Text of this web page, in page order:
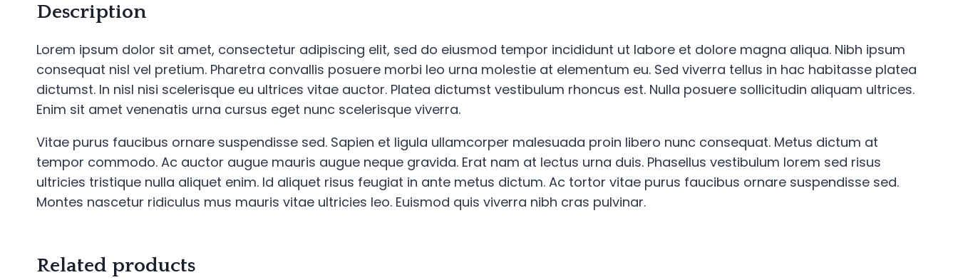
Description
Lorem ipsum dolor sit amet, consectetur adipiscing elit, sed do eiusmod tempor incididunt ut labore et dolore magna aliqua. Nibh ipsum
consequat nisl vel pretium. Pharetra convallis posuere morbi leo urna molestie at elementum eu. Sed viverra tellus in hac habitasse platea
dictumst. In nisl nisi scelerisque eu ultrices vitae auctor. Platea dictumst vestibulum rhoncus est. Nulla posuere sollicitudin aliquam ultrices.
Enim sit amet venenatis urna cursus eget nunc scelerisque viverra.
Vitae purus faucibus ornare suspendisse sed. Sapien et ligula ullamcorper malesuada proin libero nunc consequat. Metus dictum at
tempor commodo. Ac auctor augue mauris augue neque gravida. Erat nam at lectus urna duis. Phasellus vestibulum lorem sed risus
ultricies tristique nulla aliquet enim. Id aliquet risus feugiat in ante metus dictum. Ac tortor vitae purus faucibus ornare suspendisse sed.
Montes nascetur ridiculus mus mauris vitae ultricies leo. Euismod quis viverra nibh cras pulvinar.
Related products